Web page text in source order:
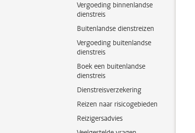
Vergoeding binnenlandse
dienstreis
Buitenlandse dienstreizen
Vergoeding buitenlandse
dienstreis
Boek een buitenlandse
dienstreis
Dienstreisverzekering
Reizen naar risicogebieden
Reizigersadvies